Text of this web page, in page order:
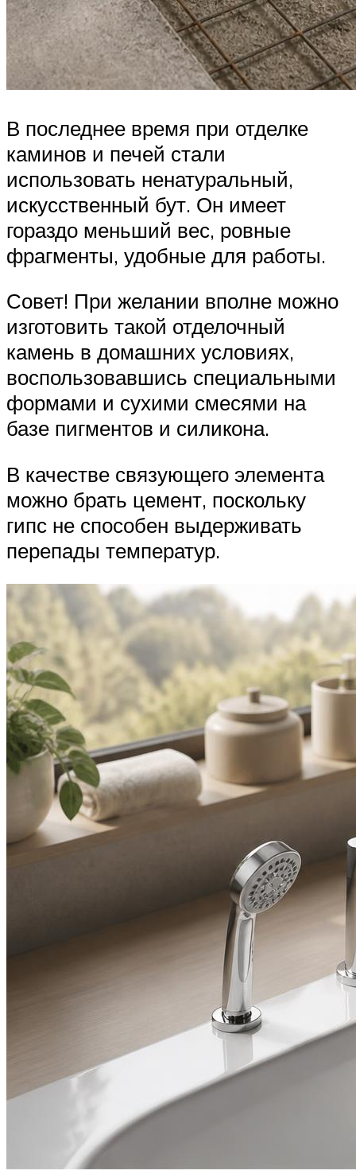
В последнее время при отделке
каминов и печей стали
использовать ненатуральный,
искусственный бут. Он имеет
гораздо меньший вес, ровные
фрагменты, удобные для работы.
Совет! При желании вполне можно
изготовить такой отделочный
камень в домашних условиях,
воспользовавшись специальными
формами и сухими смесями на
базе пигментов и силикона.
В качестве связующего элемента
можно брать цемент, поскольку
гипс не способен выдерживать
перепады температур.